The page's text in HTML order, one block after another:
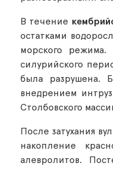
В течение
остатками
морского
силурийского
была разрушена.
внедрением
Столбовского
После затухания
накопление
алевролитов.